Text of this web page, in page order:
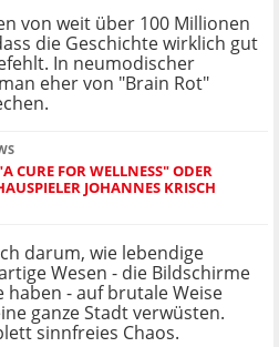
von weit über 100 Millionen
die Geschichte wirklich gut
In neumodischer
eher von "Brain Rot"
CURE FOR WELLNESS" ODER
JOHANNES KRISCH
darum, wie lebendige
Wesen - die Bildschirme
haben - auf brutale Weise
ganze Stadt verwüsten.
sinnfreies Chaos.